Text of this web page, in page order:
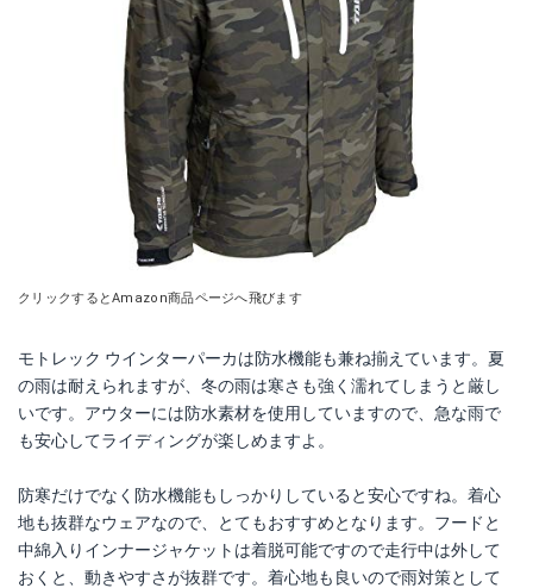
クリックするとAmazon商品ページへ飛びます
モトレック ウインターパーカは防水機能も兼ね揃えています。夏
の雨は耐えられますが、冬の雨は寒さも強く濡れてしまうと厳し
いです。アウターには防水素材を使用していますので、急な雨で
も安心してライディングが楽しめますよ。
防寒だけでなく防水機能もしっかりしていると安心ですね。着心
地も抜群なウェアなので、とてもおすすめとなります。フードと
中綿入りインナージャケットは着脱可能ですので走行中は外して
おくと、動きやすさが抜群です。着心地も良いので雨対策として